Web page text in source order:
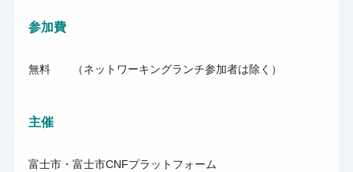
参加費
無料 （ネットワーキングランチ参加者は除く）
主催
富士市・富士市CNFプラットフォーム